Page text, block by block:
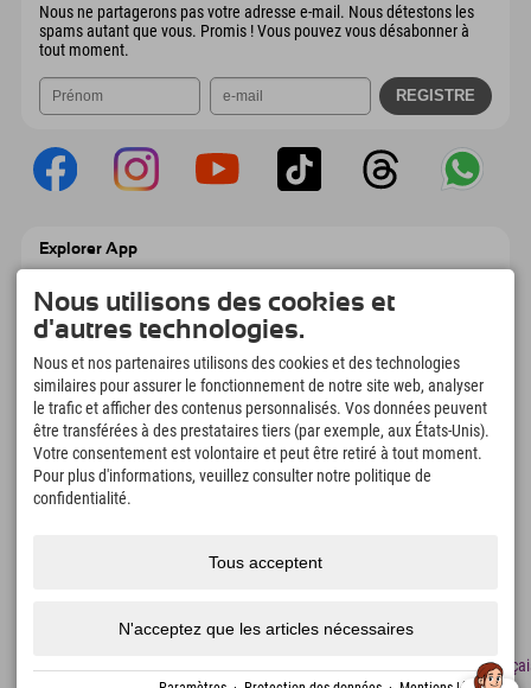
Nous ne partagerons pas votre adresse e-mail. Nous détestons les
spams autant que vous. Promis ! Vous pouvez vous désabonner à
tout moment.
Explorer App
Explorer à emporter avec aperçu de vos
réservations, liste de choses à faire, aperçu
des restaurants et bien plus encore.
Téléchargez-le maintenant !
L'heure des moments d'exploration
166
Lacs de montagne et
piscines d'aventure
4.634 km
Pistes de ski et de
de
Nous utilisons des cookies et
d'autres technologies.
Nous et nos partenaires utilisons des cookies et des technologies
similaires pour assurer le fonctionnement de notre site web, analyser
le trafic et afficher des contenus personnalisés. Vos données peuvent
être transférées à des prestataires tiers (par exemple, aux États-Unis).
Votre consentement est volontaire et peut être retiré à tout moment.
Pour plus d'informations, veuillez consulter notre politique de
confidentialité.
Tous acceptent
N'acceptez que les articles nécessaires